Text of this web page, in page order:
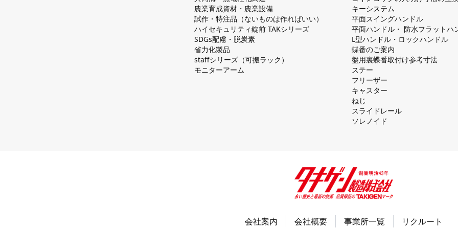
農業育成資材・農業設備
試作・特注品（ないものは作ればいい）
ハイセキュリティ錠前 TAKシリーズ
SDGs配慮・脱炭素
省力化製品
staffシリーズ（可搬ラック）
モニターアーム
キーシステム
平⾯スイングハンドル
平⾯ハンドル・ 防⽔フラットハ
L型ハンドル・ロックハンドル
蝶番のご案内
盤⽤裏蝶番取付け参考⼨法
ステー
フリーザー
キャスター
ねじ
スライドレール
ソレノイド
会社案内 会社概要 事業所一覧 リクルート